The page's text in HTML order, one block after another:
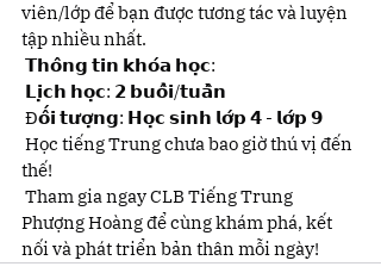
viên/lớp để bạn được tương tác và luyện
tập nhiều nhất.
𝗧𝗵𝗼̂𝗻𝗴 𝘁𝗶𝗻 𝗸𝗵𝗼́𝗮 𝗵𝗼̣𝗰:
𝗟𝗶̣𝗰𝗵 𝗵𝗼̣𝗰: 𝟮 𝗯𝘂𝗼̂̉𝗶/𝘁𝘂𝗮̂̀𝗻
Đ𝗼̂́𝗶 𝘁𝘂̛𝗼̛̣𝗻𝗴: 𝗛𝗼̣𝗰 𝘀𝗶𝗻𝗵 𝗹𝗼̛́𝗽 𝟰 - 𝗹𝗼̛́𝗽 𝟵
Học tiếng Trung chưa bao giờ thú vị đến
thế!
Tham gia ngay CLB Tiếng Trung
Phượng Hoàng để cùng khám phá, kết
nối và phát triển bản thân mỗi ngày!